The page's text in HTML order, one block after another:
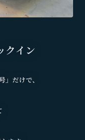
クイン
だけで、